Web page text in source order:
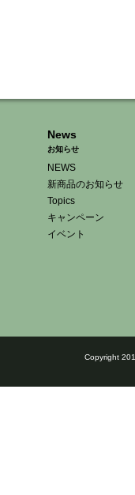
News
お知らせ
NEWS
新商品のお知らせ
Topics
キャンペーン
イベント
Copyright